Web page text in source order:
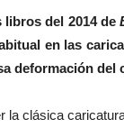
libros del 2014 de
en las
deformación del
clásica